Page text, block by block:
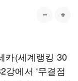
카(세계랭킹 30
에서 ‘무결점